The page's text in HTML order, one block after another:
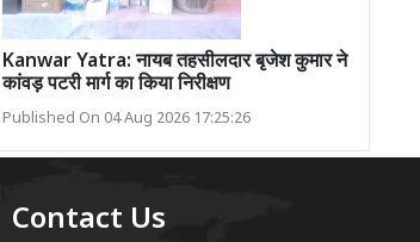
Kanwar Yatra: नायब तहसीलदार बृजेश कुमार ने
कांवड़ पटरी मार्ग का किया निरीक्षण
Published On 04 Aug 2026 17:25:26
Contact Us